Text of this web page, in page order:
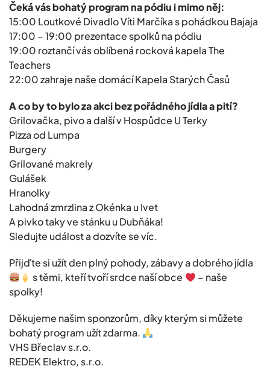
Čeká vás bohatý program na pódiu i mimo něj:
15:00 Loutkové Divadlo Víti Marčíka s pohádkou Bajaja
17:00 – 19:00 prezentace spolků na pódiu
19:00 roztančí vás oblíbená rocková kapela The
Teachers
22:00 zahraje naše domácí Kapela Starých Časů
A co by to bylo za akci bez pořádného jídla a pití?
Grilovačka, pivo a další v Hospůdce U Terky
Pizza od Lumpa
Burgery
Grilované makrely
Gulášek
Hranolky
Lahodná zmrzlina z Okénka u Ivet
A pivko taky ve stánku u Dubňáka!
Sledujte událost a dozvíte se víc.
Přijďte si užít den plný pohody, zábavy a dobrého jídla
s těmi, kteří tvoří srdce naší obce
– naše
spolky!
Děkujeme našim sponzorům, díky kterým si můžete
bohatý program užít zdarma.
VHS Břeclav s.r.o.
REDEK Elektro, s.r.o.